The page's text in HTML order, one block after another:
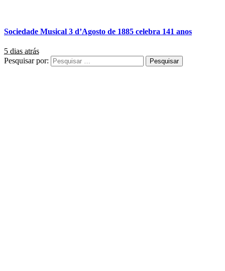
Sociedade Musical 3 d’Agosto de 1885 celebra 141 anos
5 dias atrás
Pesquisar por: